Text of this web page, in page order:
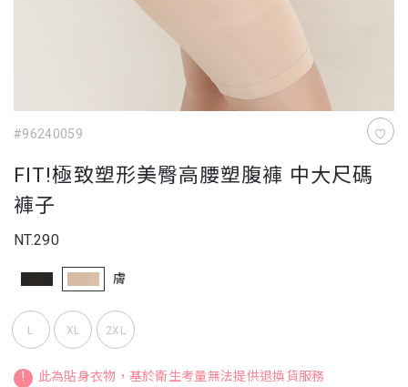
#96240059
FIT!極致塑形美臀高腰塑腹褲 中大尺碼
褲子
NT.290
膚
L XL 2XL
! 此為貼身衣物，基於衛生考量無法提供退換貨服務